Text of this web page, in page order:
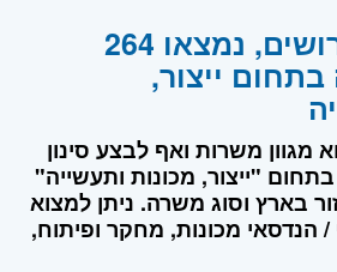
לוח משרות דרושים, נמצאו 264
ייצור,
מגוון משרות ואף לבצע סינון
"ייצור, מכונות ותעשייה"
בארץ וסוג משרה. ניתן למצוא
הנדסאי מכונות, מחקר ופיתוח,